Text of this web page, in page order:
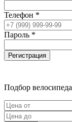
Телефон *
Пароль *
Регистрация
Подбор велосипеда